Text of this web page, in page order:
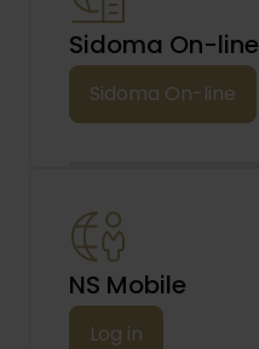
Sidoma On-line
Sidoma On-line
NS Mobile
Log in